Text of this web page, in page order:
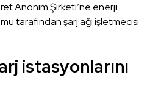
Anonim Şirketi’ne enerji
tarafından şarj ağı işletmecisi
istasyonlarını